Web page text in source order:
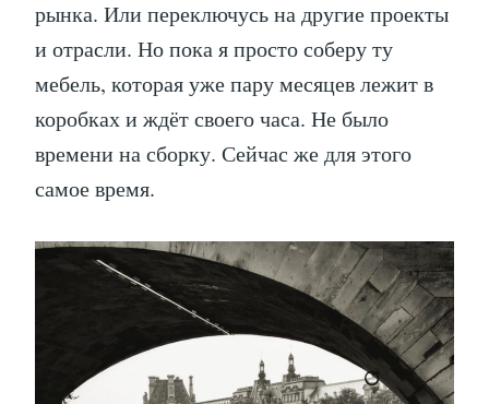
рынка. Или переключусь на другие проекты
и отрасли. Но пока я просто соберу ту
мебель, которая уже пару месяцев лежит в
коробках и ждёт своего часа. Не было
времени на сборку. Сейчас же для этого
самое время.